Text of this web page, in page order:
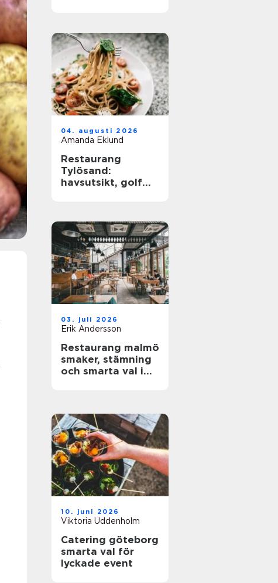
04. augusti 2026
Amanda Eklund
Restaurang
Tylösand:
havsutsikt, golf
03. juli 2026
Erik Andersson
Restaurang malmö
smaker, stämning
och smarta val i
10. juni 2026
Viktoria Uddenholm
Catering göteborg
smarta val för
lyckade event